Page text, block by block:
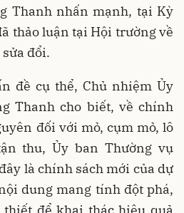
Thanh nhấn mạnh, tại Kỳ
thảo luận tại Hội trường về
đổi.
đề cụ thể, Chủ nhiệm Ủy
Thanh cho biết, về chính
đối với mỏ, cụm mỏ, lô
thu, Ủy ban Thường vụ
là chính sách mới của dự
dung mang tính đột phá,